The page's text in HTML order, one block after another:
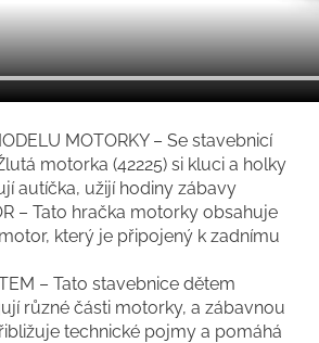
MOTORKY – Se stavebnicí
motorka (42225) si kluci a holky
autíčka, užijí hodiny zábavy
– Tato hračka motorky obsahuje
který je připojený k zadnímu
– Tato stavebnice dětem
různé části motorky, a zábavnou
technické pojmy a pomáhá